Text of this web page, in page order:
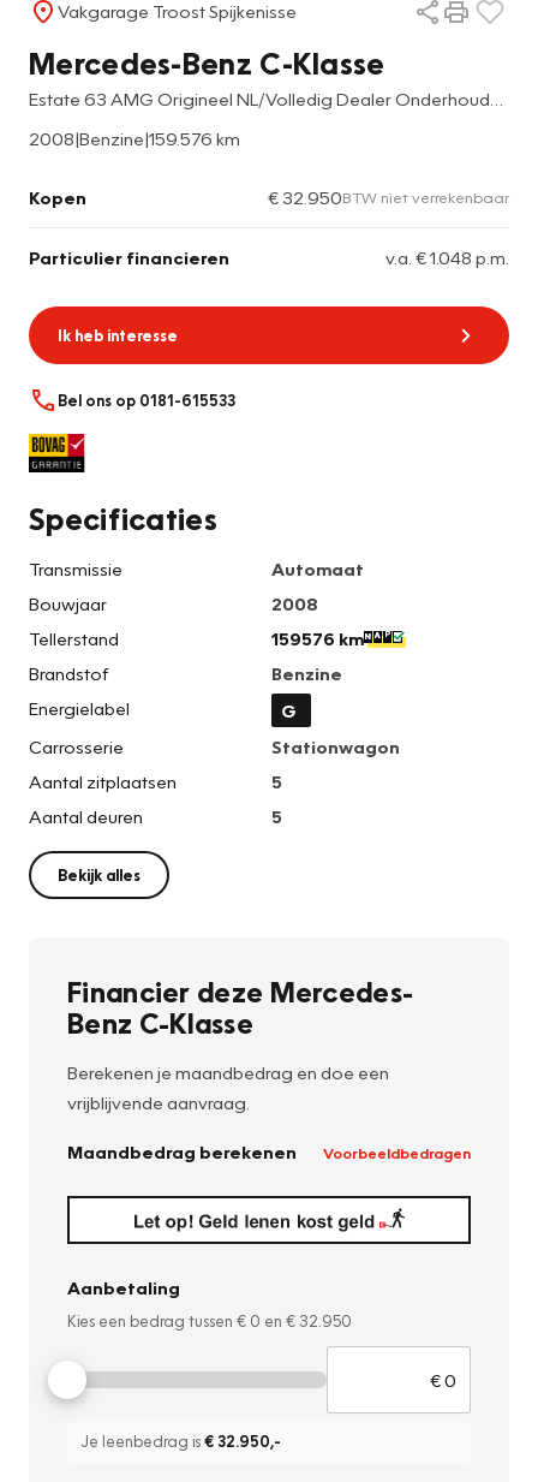
Vakgarage Troost Spijkenisse
Mercedes-Benz C-Klasse
2008|Benzine|159.576 km
Kopen € 32.950BTW niet verrekenbaar
Particulier financieren v.a. € 1.048 p.m.
Ik heb interesse
Bel ons op 0181-615533
Specificaties
Transmissie
Automaat
Bouwjaar
2008
Tellerstand
159576 km
Brandstof
Benzine
Energielabel
G
Carrosserie
Stationwagon
Aantal zitplaatsen
5
Aantal deuren
5
Bekijk alles
Financier deze Mercedes-
Benz C-Klasse
Berekenen je maandbedrag en doe een
vrijblijvende aanvraag.
Maandbedrag berekenen Voorbeeldbedragen
Aanbetaling
Kies een bedrag tussen € 0 en € 32.950
Je leenbedrag is€ 32.950,-